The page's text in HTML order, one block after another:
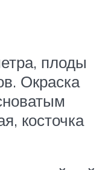
плоды
Окраска
косточка